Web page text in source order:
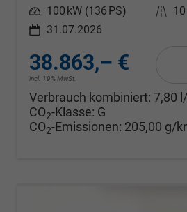
Leistung 100 kW (136 PS) Kilometerstand
31.07.2026
38.863,– €
incl. 19% MwSt.
Verbrauch kombiniert: 7,80
CO2-Klasse: G
CO2-Emissionen: 205,00 g/